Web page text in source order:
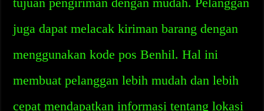
juga dapat melacak kiriman barang dengan
menggunakan kode pos Benhil. Hal ini
membuat pelanggan lebih mudah dan lebih
cepat mendapatkan informasi tentang lokasi